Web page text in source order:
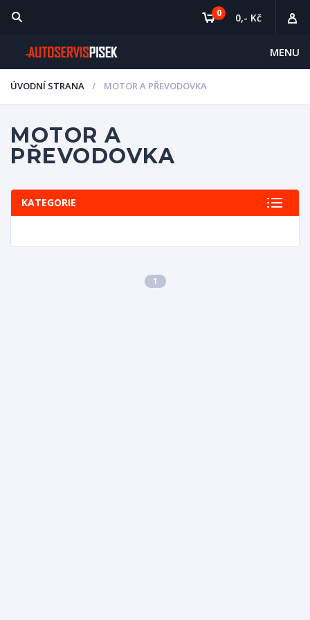
MENU
0 0,- Kč
ÚVODNÍ STRANA MOTOR A PŘEVODOVKA
MOTOR A
PŘEVODOVKA
KATEGORIE
1